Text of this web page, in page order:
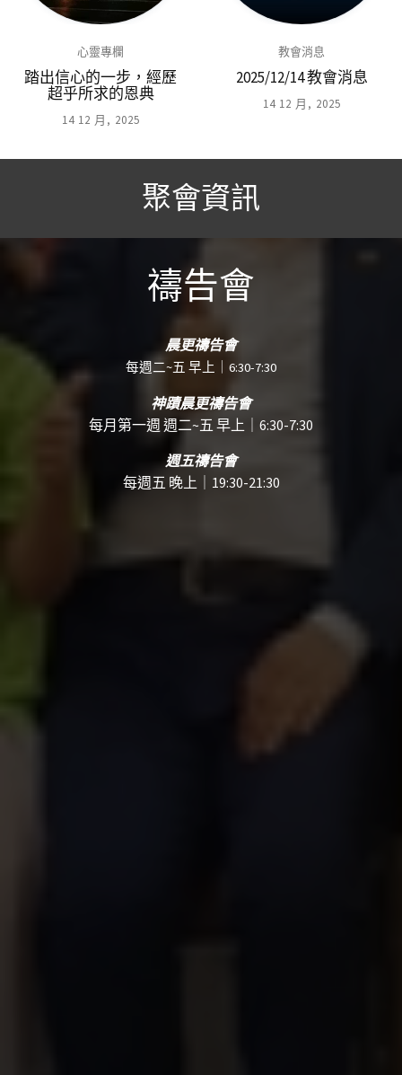
心靈專欄
踏出信心的一步，經歷
超乎所求的恩典
14 12 月, 2025
教會消息
2025/12/14 教會消息
14 12 月, 2025
聚會資訊
禱告會
晨更禱告會
每週二~五 早上｜6:30-7:30
神蹟晨更禱告會
每月第一週 週二~五 早上｜6:30-7:30
週五禱告會
每週五 晚上｜19:30-21:30